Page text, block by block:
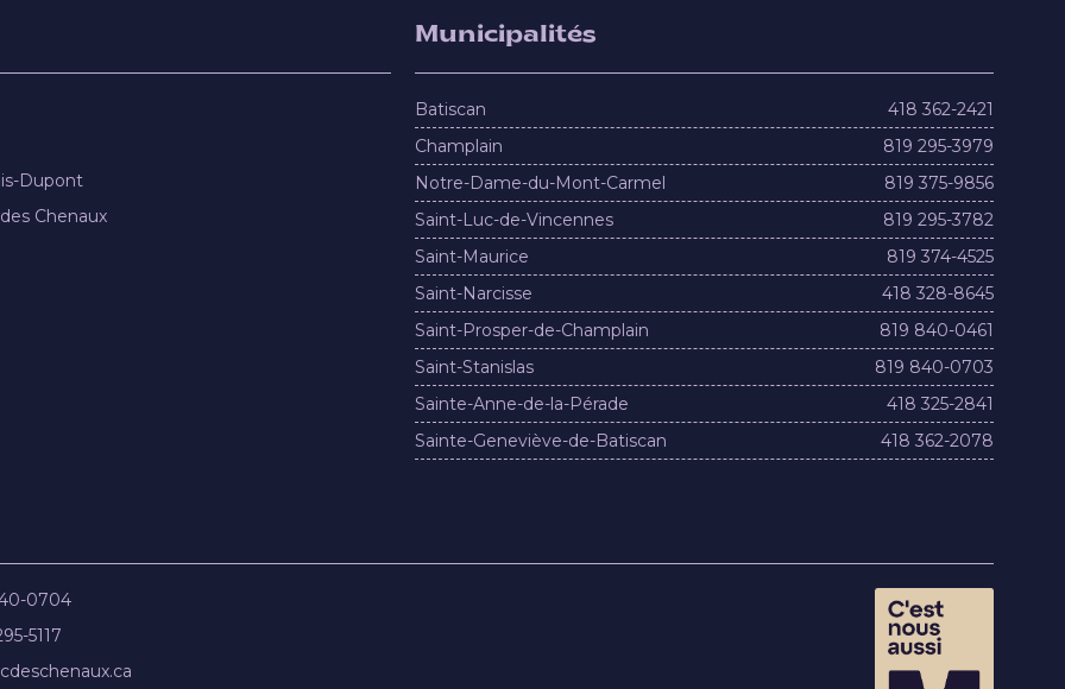
Dupont
Chenaux
Municipalités
Batiscan
418 362-2421
Champlain
819 295-3979
Notre-Dame-du-Mont-Carmel
819 375-9856
Saint-Luc-de-Vincennes
819 295-3782
Saint-Maurice
819 374-4525
Saint-Narcisse
418 328-8645
Saint-Prosper-de-Champlain
819 840-0461
Saint-Stanislas
819 840-0703
Sainte-Anne-de-la-Pérade
418 325-2841
Sainte-Geneviève-de-Batiscan
418 362-2078
0704
5117